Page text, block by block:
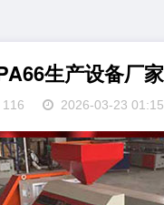
116 2026-03-23 01:15